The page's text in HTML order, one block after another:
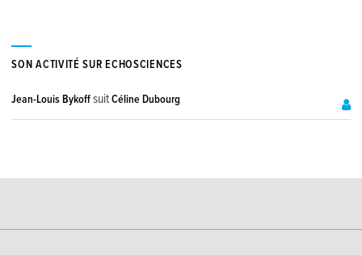
SON ACTIVITÉ SUR ECHOSCIENCES
Jean-Louis BykoffsuitCéline Dubourg